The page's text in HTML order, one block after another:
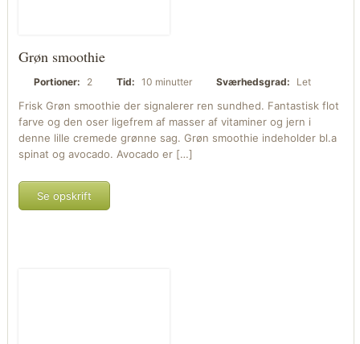
Grøn smoothie
Portioner: 2 Tid: 10 minutter Sværhedsgrad: Let
Frisk Grøn smoothie der signalerer ren sundhed. Fantastisk flot
farve og den oser ligefrem af masser af vitaminer og jern i
denne lille cremede grønne sag. Grøn smoothie indeholder bl.a
spinat og avocado. Avocado er […]
Se opskrift